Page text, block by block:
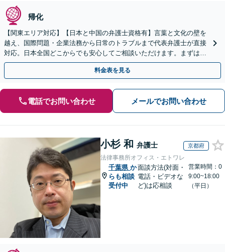
帰化
【関東エリア対応】【日本と中国の弁護士資格有】言葉と文化の壁を
越え、国際問題・企業法務から日常のトラブルまで代表弁護士が直接
対応。日本全国どこからでも安心してご相談いただけます。まずは一
歩を踏み出してみませんか。【初回相談無料】
料金表を見る
電話でお問い合わせ メールでお問い合わせ
小杉 和 弁護士 京都府
法律事務所オフィス・エトワレ
千葉県 か
らも相談
受付中
面談方法(対面・
電話・ビデオな
ど)は応相談
営業時間：0
9:00~18:00
（平日）